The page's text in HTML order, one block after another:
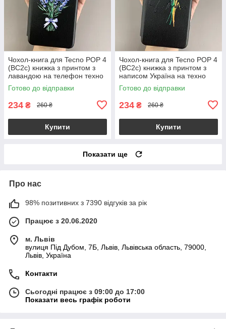
Чохол-книга для Tecno POP 4
(BC2c) книжка з принтом з
лавандою на телефон техно
поп 4 чорна q07w
Готово до відправки
234 ₴ 260 ₴
Купити
Чохол-книга для Tecno POP 4
(BC2c) книжка з принтом з
написом Україна на техно
поп 4 чорна q04j
Готово до відправки
234 ₴ 260 ₴
Купити
Показати ще
Про нас
98% позитивних з 7390 відгуків за рік
Працює з 20.06.2020
м. Львів
вулиця Під Дубом, 7Б, Львів, Львівська область, 79000,
Львів, Україна
Контакти
Сьогодні працює з 09:00 до 17:00
Показати весь графік роботи